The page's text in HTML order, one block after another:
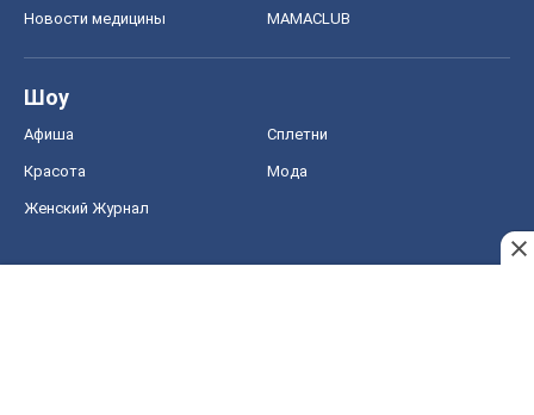
Новости медицины MAMACLUB
Шоу
Афиша Сплетни
Красота Мода
Женский Журнал